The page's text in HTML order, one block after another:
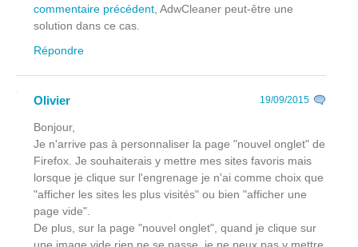
commentaire précédent, AdwCleaner peut-être une
solution dans ce cas.
Répondre
Olivier 19/09/2015
Bonjour,
Je n'arrive pas à personnaliser la page "nouvel onglet" de
Firefox. Je souhaiterais y mettre mes sites favoris mais
lorsque je clique sur l'engrenage je n'ai comme choix que
"afficher les sites les plus visités" ou bien "afficher une
page vide".
De plus, sur la page "nouvel onglet", quand je clique sur